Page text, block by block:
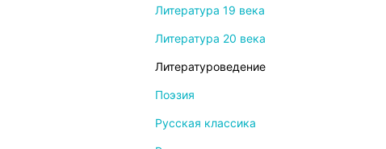
Литература 19 века
Литература 20 века
Литературоведение
Поэзия
Русская классика